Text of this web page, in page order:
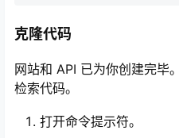
克隆代码
网站和 API 已为你创建完毕
检索代码。
打开命令提示符。